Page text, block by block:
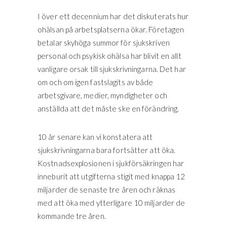
I över ett decennium har det diskuterats hur
ohälsan på arbetsplatserna ökar. Företagen
betalar skyhöga summor för sjukskriven
personal och psykisk ohälsa har blivit en allt
vanligare orsak till sjukskrivningarna. Det har
om och om igen fastslagits av både
arbetsgivare, medier, myndigheter och
anställda att det måste ske en förändring.
10 år senare kan vi konstatera att
sjukskrivningarna bara fortsätter att öka.
Kostnadsexplosionen i sjukförsäkringen har
inneburit att utgifterna stigit med knappa 12
miljarder de senaste tre åren och räknas
med att öka med ytterligare 10 miljarder de
kommande tre åren.